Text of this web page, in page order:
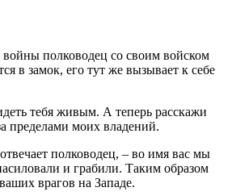
полководец со своим войском
в замок, его тут же вызывает к себе
тебя живым. А теперь расскажи
пределами моих владений.
полководец, – во имя вас мы
и грабили. Таким образом
врагов на Западе.